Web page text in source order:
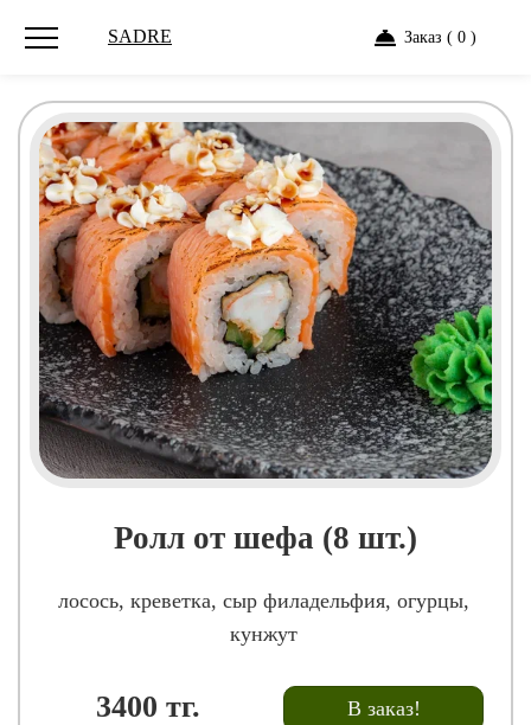
SADRE Заказ ( 0 )
Ролл от шефа (8 шт.)
лосось, креветка, сыр филадельфия, огурцы,
кунжут
3400 тг. В заказ!